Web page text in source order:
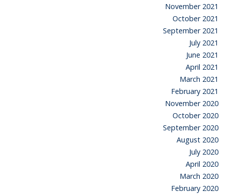
November 2021
October 2021
September 2021
July 2021
June 2021
April 2021
March 2021
February 2021
November 2020
October 2020
September 2020
August 2020
July 2020
April 2020
March 2020
February 2020